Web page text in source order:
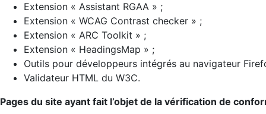
Extension « Assistant RGAA » ;
Extension « WCAG Contrast checker » ;
Extension « ARC Toolkit » ;
Extension « HeadingsMap » ;
Outils pour développeurs intégrés au navigateur
Validateur HTML du W3C.
Pages du site ayant fait l’objet de la vérification de